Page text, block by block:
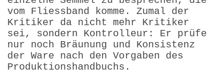
vom Fliessband komme. Zumal der
Kritiker da nicht mehr Kritiker
sei, sondern Kontrolleur: Er prüfe
nur noch Bräunung und Konsistenz
der Ware nach den Vorgaben des
Produktionshandbuchs.